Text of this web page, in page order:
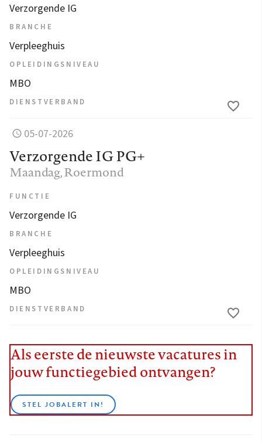
Verzorgende IG
BRANCHE
Verpleeghuis
OPLEIDINGSNIVEAU
MBO
DIENSTVERBAND
05-07-2026
Verzorgende IG PG+
Maandag, Roermond
FUNCTIE
Verzorgende IG
BRANCHE
Verpleeghuis
OPLEIDINGSNIVEAU
MBO
DIENSTVERBAND
Als eerste de nieuwste vacatures in
jouw functiegebied ontvangen?
STEL JOBALERT IN!